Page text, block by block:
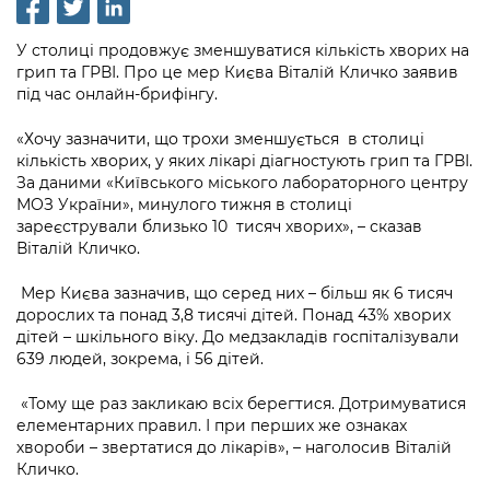
Рішення та розпорядження
Проєкти розпоряджень, що
перебувають на погодженні КМВА
Контактна інформація
Графік роботи та прийому громадян
Статистика
Звернення громадян
Регуляторна діяльність
Промисловість і наука Києва
Освіта та навчальні заклади
Дороги, транспорт та парковки
Навколишнє середовище міста
Містобудування та земельні ділянки
Культура, спорт, дозвілля
Бізнес та ліцензування
Фінанси та бюджет
Безпека та правопорядок
Іноземцям / For foreigners
Пам'ятки культурної спадщини
Громадська експертиза
Громадський бюджет
Громадська рада
Петиції
Відкритий бюджет
Контактний центр
Допомога учасникам АТО
осіб при Київській міській військовій
адміністрації
«Ініціатива «Партнерство «Відкритий
Інформація з обмеженим доступом
Подати запит онлайн
Проекти нормативно-правових та
інших актів
Нормативна база
Питання і відповіді про публічну
Порядок оскарження рішень, дій чи
бездіяльності розпорядників інформації
Звіти про опрацювання запитів на
публічну інформацію
Інформація для споживачів
Медіагалерея
Підписатися на новини та анонси від
КМДА / Subscribe to announcements
Порядок акредитації медіа /
Accreditation process
Подати журналістський запит /
Submitting a media request
Зйомки в лікарнях в умовах воєнного
стану / Rules for media coverage of
hospitals at work under martial law
Контакти для медіа / Contacts for mass
media
Портал Послуг
У столиці продовжує зменшуватися кількість хворих на
грип та ГРВІ. Про це мер Києва Віталій Кличко заявив
під час онлайн-брифінгу.
«Хочу зазначити, що трохи зменшується в столиці
кількість хворих, у яких лікарі діагностують грип та ГРВІ.
За даними «Київського міського лабораторного центру
МОЗ України», минулого тижня в столиці
зареєстрували близько 10 тисяч хворих», – сказав
Віталій Кличко.
Мер Києва зазначив, що серед них – більш як 6 тисяч
дорослих та понад 3,8 тисячі дітей. Понад 43% хворих
дітей – шкільного віку. До медзакладів госпіталізували
639 людей, зокрема, і 56 дітей.
«Тому ще раз закликаю всіх берегтися. Дотримуватися
елементарних правил. І при перших же ознаках
хвороби – звертатися до лікарів», – наголосив Віталій
Кличко.